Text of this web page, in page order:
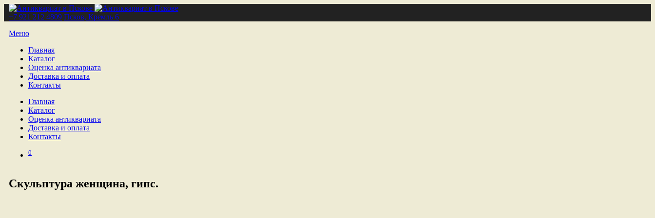
+7 921 212 4809 Псков, Кремль 6
Меню
Главная
Каталог
Оценка антиквариата
Доставка и оплата
Контакты
Главная
Каталог
Оценка антиквариата
Доставка и оплата
Контакты
0
Скульптура женщина, гипс.